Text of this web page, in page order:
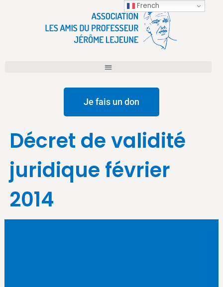
Je fais un don
Décret de validité
juridique février
2014
French